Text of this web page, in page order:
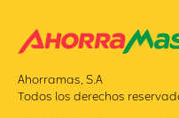
Ahorramas, S.A
Todos los derechos